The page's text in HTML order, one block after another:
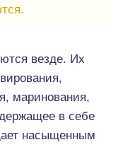
везде. Их
маринования,
в себе
насыщенным